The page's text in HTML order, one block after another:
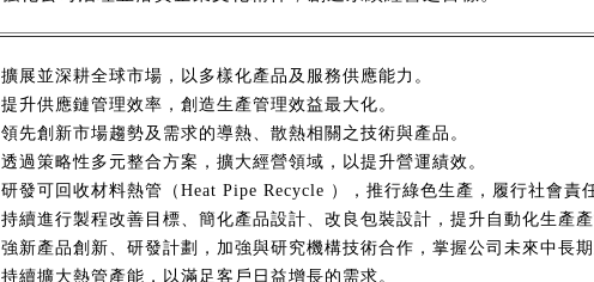
擴展並深耕全球市場，以多樣化產品及服務供應能力。
提升供應鏈管理效率，創造生產管理效益最大化。
領先創新市場趨勢及需求的導熱、散熱相關之技術與產品。
透過策略性多元整合方案，擴大經營領域，以提升營運績效。
研發可回收材料熱管（Heat Pipe Recycle ），推行綠色生產，履行社會責
持續進行製程改善目標、簡化產品設計、改良包裝設計，提升自動化生產
強新產品創新、研發計劃，加強與研究機構技術合作，掌握公司未來中長期
持續擴大熱管產能，以滿足客戶日益增長的需求。